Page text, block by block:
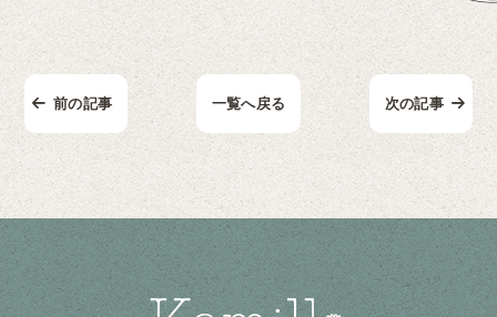
次の記事
一覧へ戻る
前の記事